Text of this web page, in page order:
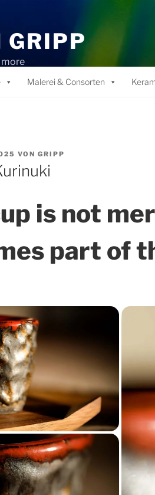
GRIPP
Malerei & Consorten
VON GRIPP
is not
part of